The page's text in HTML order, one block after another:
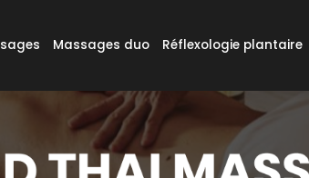
Massages duo Réflexologie plantaire